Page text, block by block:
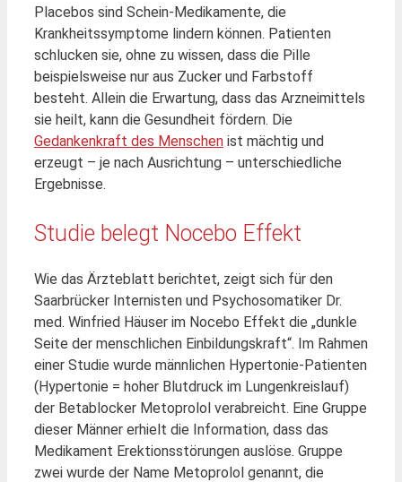
Placebos sind Schein-Medikamente, die
Krankheitssymptome lindern können. Patienten
schlucken sie, ohne zu wissen, dass die Pille
beispielsweise nur aus Zucker und Farbstoff
besteht. Allein die Erwartung, dass das Arzneimittels
sie heilt, kann die Gesundheit fördern. Die
Gedankenkraft des Menschen ist mächtig und
erzeugt – je nach Ausrichtung – unterschiedliche
Ergebnisse.
Studie belegt Nocebo Effekt
Wie das Ärzteblatt berichtet, zeigt sich für den
Saarbrücker Internisten und Psychosomatiker Dr.
med. Winfried Häuser im Nocebo Effekt die „dunkle
Seite der menschlichen Einbildungskraft“. Im Rahmen
einer Studie wurde männlichen Hypertonie-Patienten
(Hypertonie = hoher Blutdruck im Lungenkreislauf)
der Betablocker Metoprolol verabreicht. Eine Gruppe
dieser Männer erhielt die Information, dass das
Medikament Erektionsstörungen auslöse. Gruppe
zwei wurde der Name Metoprolol genannt, die